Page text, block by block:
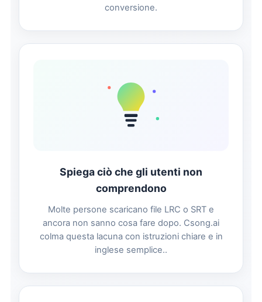
conversione.
Spiega ciò che gli utenti non
comprendono
Molte persone scaricano file LRC o SRT e
ancora non sanno cosa fare dopo. Csong.ai
colma questa lacuna con istruzioni chiare e in
inglese semplice..